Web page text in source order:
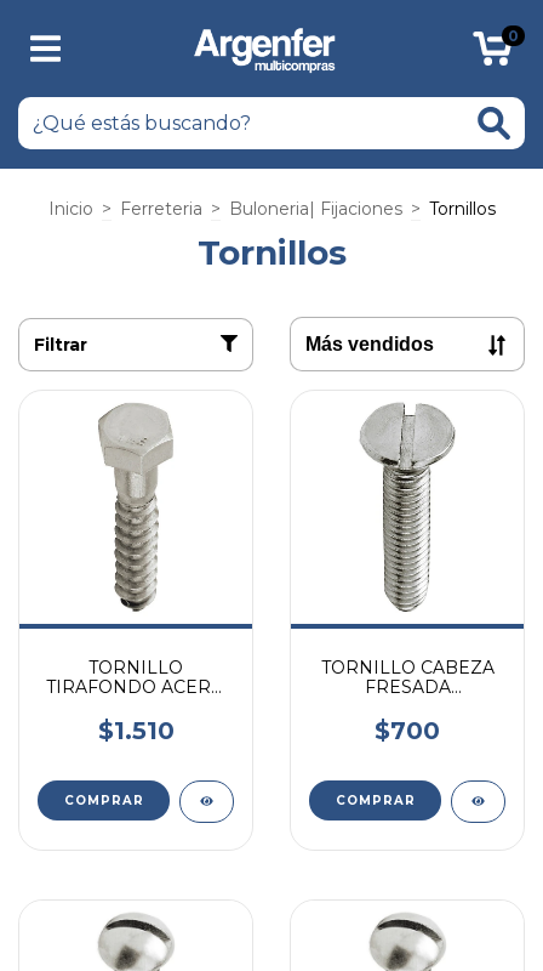
0
Inicio > Ferreteria > Buloneria| Fijaciones > Tornillos
Tornillos
Filtrar
TORNILLO
TIRAFONDO ACERO
UNIDAD
$1.510
TORNILLO CABEZA
FRESADA
5/16X1 1/4 X UNIDAD
$700